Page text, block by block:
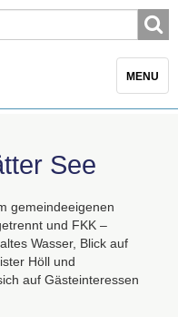
Toggle
MENU
See
gemeindeeigenen
und FKK –
Wasser, Blick auf
Höll und
auf Gästeinteressen